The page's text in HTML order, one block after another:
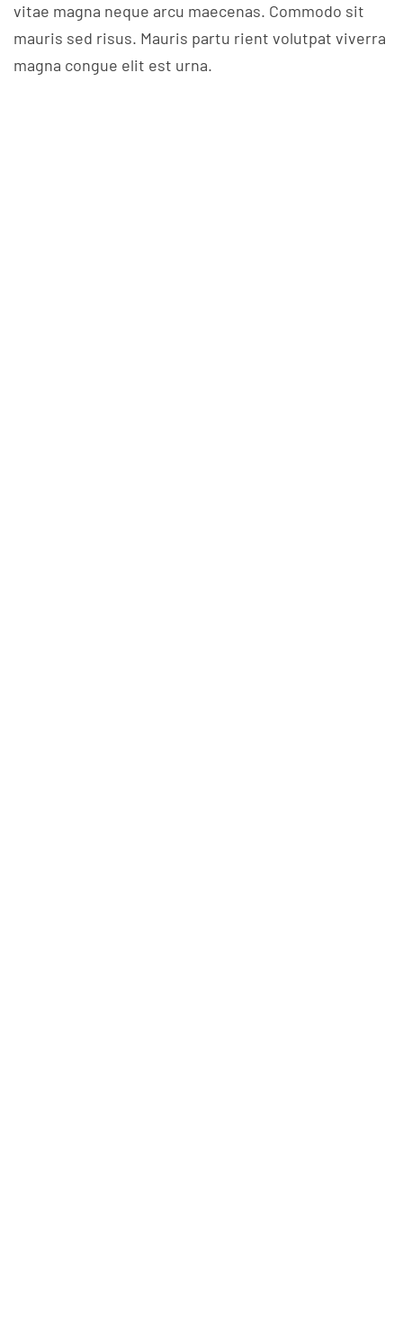
vitae magna neque arcu maecenas. Commodo sit
mauris sed risus. Mauris partu rient volutpat viverra
magna congue elit est urna.